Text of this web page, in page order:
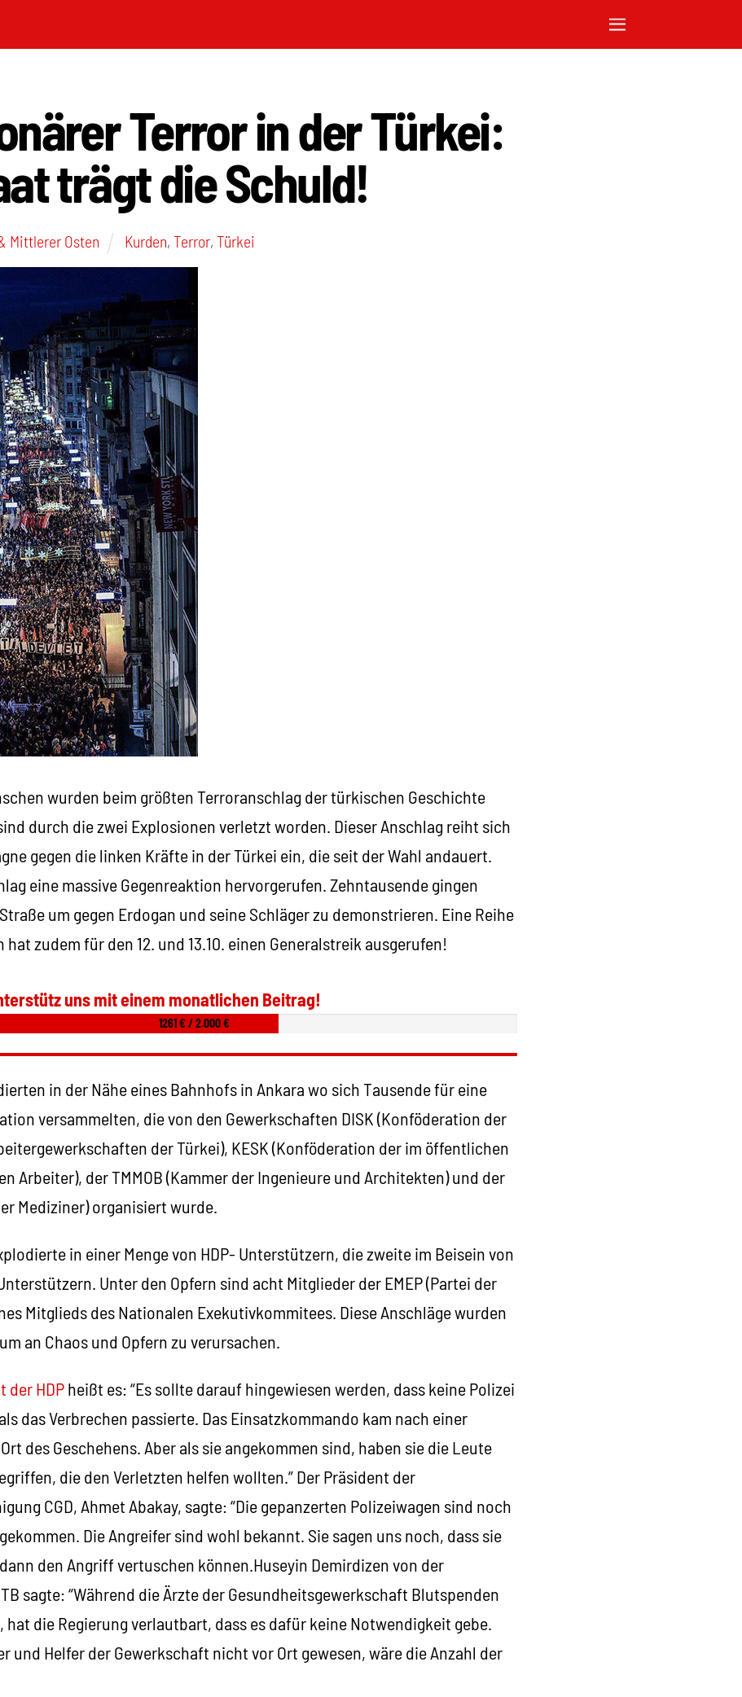
Terror in der Türkei:
trägt die Schuld!
Mittlerer Osten Kurden,Terror,Türkei
wurden beim größten Terroranschlag der türkischen Geschichte
durch die zwei Explosionen verletzt worden. Dieser Anschlag reiht sich
gegen die linken Kräfte in der Türkei ein, die seit der Wahl andauert.
eine massive Gegenreaktion hervorgerufen. Zehntausende gingen
um gegen Erdogan und seine Schläger zu demonstrieren. Eine Reihe
zudem für den 12. und 13.10. einen Generalstreik ausgerufen!
uns mit einem monatlichen Beitrag!
1261 € / 2.000 €
in der Nähe eines Bahnhofs in Ankara wo sich Tausende für eine
versammelten, die von den Gewerkschaften DISK (Konföderation der
der Türkei), KESK (Konföderation der im öffentlichen
Arbeiter), der TMMOB (Kammer der Ingenieure und Architekten) und der
Mediziner) organisiert wurde.
in einer Menge von HDP- Unterstützern, die zweite im Beisein von
Unter den Opfern sind acht Mitglieder der EMEP (Partei der
Mitglieds des Nationalen Exekutivkommitees. Diese Anschläge wurden
an Chaos und Opfern zu verursachen.
der HDPheißt es: “Es sollte darauf hingewiesen werden, dass keine Polizei
das Verbrechen passierte. Das Einsatzkommando kam nach einer
des Geschehens. Aber als sie angekommen sind, haben sie die Leute
die den Verletzten helfen wollten.” Der Präsident der
CGD, Ahmet Abakay, sagte: “Die gepanzerten Polizeiwagen sind noch
Die Angreifer sind wohl bekannt. Sie sagen uns noch, dass sie
den Angriff vertuschen können.Huseyin Demirdizen von der
sagte: “Während die Ärzte der Gesundheitsgewerkschaft Blutspenden
hat die Regierung verlautbart, dass es dafür keine Notwendigkeit gebe.
und Helfer der Gewerkschaft nicht vor Ort gewesen, wäre die Anzahl der